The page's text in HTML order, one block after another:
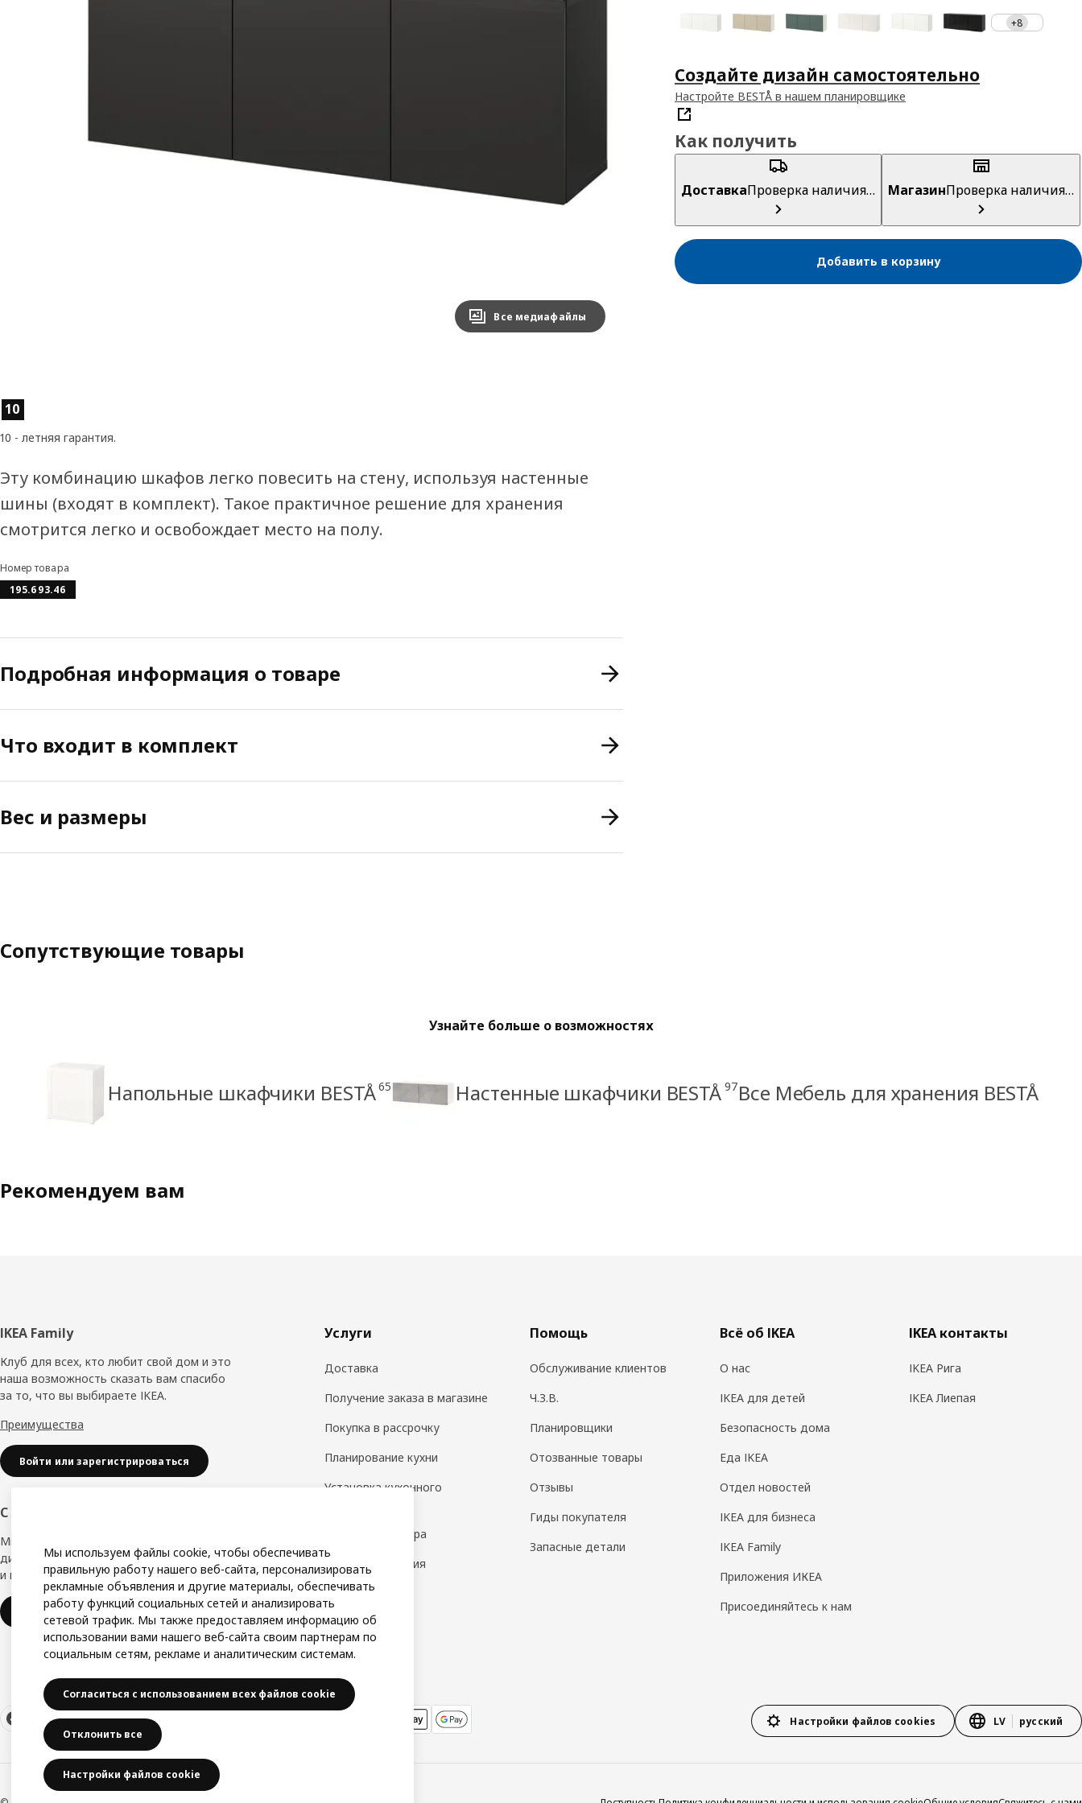
Все медиафайлы
+8
Создайте дизайн самостоятельно
Настройте BESTÅ в нашем планировщике
Как получить
ДоставкаПроверка наличия… МагазинПроверка наличия…
Добавить в корзину
Характеристики товара
10
10 - летняя гарантия.
Эту комбинацию шкафов легко повесить на стену, используя настенные
шины (входят в комплект). Такое практичное решение для хранения
смотрится легко и освобождает место на полу.
Номер товара
195.693.46
Подробная информация о товаре
Что входит в комплект
Вес и размеры
Сопутствующие товары
Узнайте больше о возможностях
Напольные шкафчики BESTÅ 65 Настенные шкафчики BESTÅ 97Все Мебель для хранения BESTÅ
Рекомендуем вам
Нижний
колонтитул
IKEA Family
Клуб для всех, кто любит свой дом и это
наша возможность сказать вам спасибо
за то, что вы выбираете IKEA.
Преимущества
Войти или зарегистрироваться
С заботой о вашем бизнесе
Мы в IKEA, предлагаем безупречный
дизайн, вариации стилей, отличные цены
и надёжное качество.
IKEA для бизнеса
Услуги
Доставка
Получение заказа в магазине
Покупка в рассрочку
Планирование кухни
Установка кухонного
Дизайн интерьера
Замер помещения
Сборка
Помощь
Обслуживание клиентов
Ч.З.В.
Планировщики
Отозванные товары
Отзывы
Гиды покупателя
Запасные детали
Всё об IKEA
О нас
IKEA для детей
Безопасность дома
Еда IKEA
Отдел новостей
IKEA для бизнеса
IKEA Family
Приложения ИКЕА
Присоединяйтесь к нам
IKEA контакты
IKEA Рига
IKEA Лиепая
Настройки файлов cookies LV русский
Мы используем файлы cookie, чтобы обеспечивать
правильную работу нашего веб-сайта, персонализировать
рекламные объявления и другие материалы, обеспечивать
работу функций социальных сетей и анализировать
сетевой трафик. Мы также предоставляем информацию об
использовании вами нашего веб-сайта своим партнерам по
социальным сетям, рекламе и аналитическим системам.
Согласиться с использованием всех файлов cookie
Отклонить все
Настройки файлов cookie